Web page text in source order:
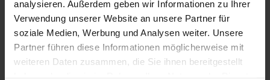
analysieren. Außerdem geben wir Informationen zu Ihrer
Verwendung unserer Website an unsere Partner für
soziale Medien, Werbung und Analysen weiter. Unsere
Partner führen diese Informationen möglicherweise mit
weiteren Daten zusammen, die Sie ihnen bereitgestellt
Victoria Jenna - Terrakotta, Pandas & die Drei
Schluchten – China intensiv erleben
Ab Peking An Shanghai
Victoria Jenna